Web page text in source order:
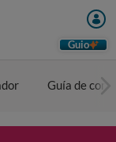
Guio
Guía de